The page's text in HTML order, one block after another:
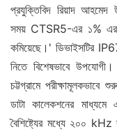
প্রযুক্তিবিদ রিয়াদ
সময় CTSR5-এর ১% এর
কমিয়েছে।' ডিভাইসটির
নিতে বিশেষভাবে
চট্টগ্রামে পরীক্ষামূলকভাবে
ডাটা কালেকশনের
বৈশিষ্ট্যের মধ্যে ২০০